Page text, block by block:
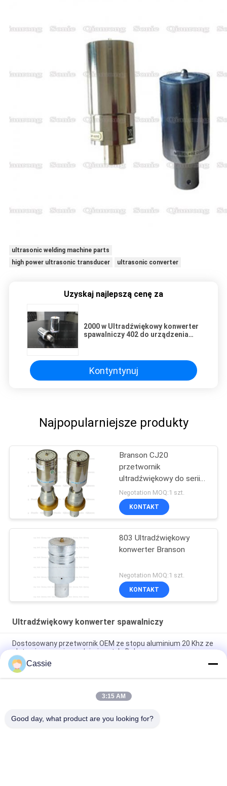
ultrasonic welding machine parts
high power ultrasonic transducer
ultrasonic converter
Uzyskaj najlepszą cenę za
2000 w Ultradźwiękowy konwerter
spawalniczy 402 do urządzenia
Kontyntynuj
Najpopularniejsze produkty
Branson CJ20
przetwornik
ultradźwiękowy do serii
2000
Negotation MOQ:1 szt.
KONTAKT
803 Ultradźwiękowy
konwerter Branson
Negotation MOQ:1 szt.
KONTAKT
Ultradźwiękowy konwerter spawalniczy
Dostosowany przetwornik OEM ze stopu aluminium 20 Khz ze
złotymi masami przednimi w stylu Dukane
Ultradźwiękowy konwerter spawalniczy 35 Khz 1200 W z
materiałami tytanowymi
41S30 Dukane Converter 20Khz przetwornik ultradźwiękowy z
Cassie
3:15 AM
Good day, what product are you looking for?